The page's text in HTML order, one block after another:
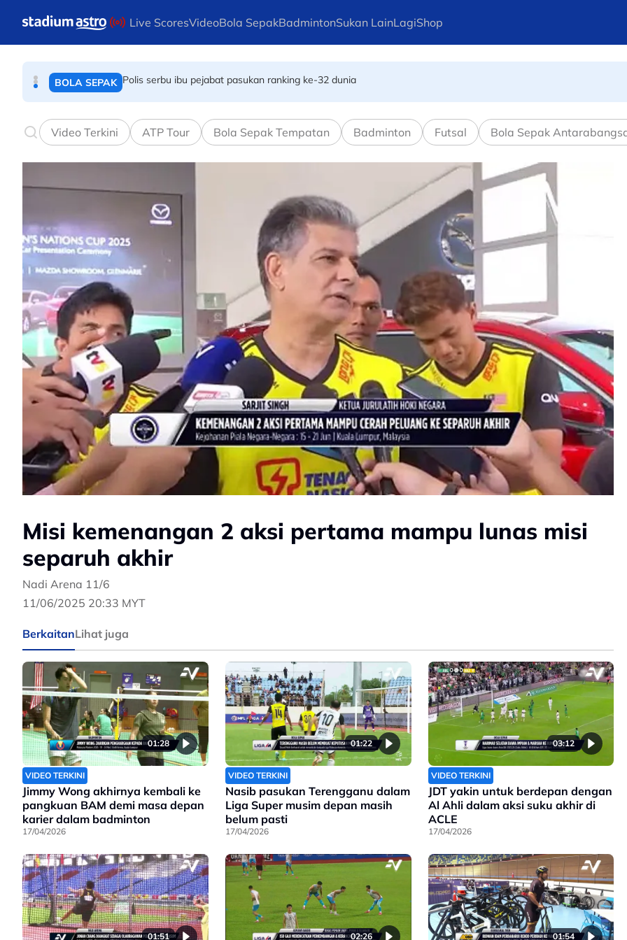
Live ScoresVideoBola SepakBadmintonSukan LainLagiShop
BOLA SEPAK
BOLA SEPAK FIFA ASEAN Cup: FIFA tolak permohonan, pasukan ranking ke-138 dunia mahu tarik diri?
Video Terkini ATP Tour Bola Sepak Tempatan Badminton Futsal Bola Sepak
Misi kemenangan 2 aksi pertama mampu lunas misi
separuh akhir
Nadi Arena 11/6
11/06/2025 20:33 MYT
BerkaitanLihat juga
01:28
VIDEO TERKINI
Jimmy Wong akhirnya kembali ke
pangkuan BAM demi masa depan
karier dalam badminton
17/04/2026
01:22
VIDEO TERKINI
Nasib pasukan Terengganu dalam
Liga Super musim depan masih
belum pasti
17/04/2026
03:12
VIDEO TERKINI
JDT yakin untuk berdepan dengan
Al Ahli dalam aksi suku akhir di
ACLE
17/04/2026
01:51 02:26 01:54